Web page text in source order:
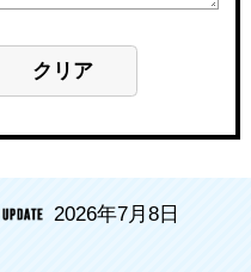
2026年7月8日